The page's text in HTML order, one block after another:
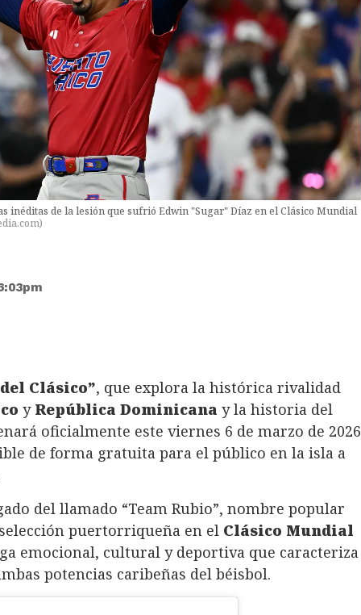
inéditas de la lesión que sufrió Edwin "Sugar" Díaz en el Clásico Mundial
)
Clásico”, que explora la histórica rivalidad
y República Dominicana y la historia del
oficialmente este viernes 6 de marzo de 2026
de forma gratuita para el público en la isla a
del llamado “Team Rubio”, nombre popular
puertorriqueña en el Clásico Mundial
emocional, cultural y deportiva que caracteriza
potencias caribeñas del béisbol.